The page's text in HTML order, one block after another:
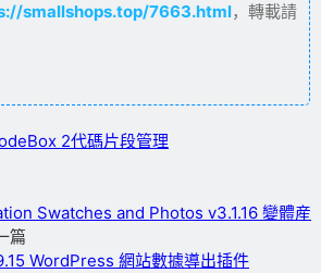
smallshops.top/7663.html，轉載請
2代碼片段管理
Swatches and Photos v3.1.16 變體産
篇
WordPress 網站數據導出插件